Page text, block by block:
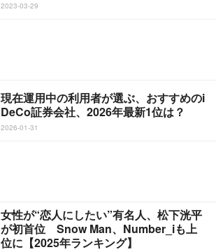
2023-03-29
現在運用中の利用者が選ぶ、おすすめのi
DeCo証券会社、2026年最新1位は？
2026-01-31
女性が“恋人にしたい”有名人、松下洸平
が初首位 Snow Man、Number_iも上
位に【2025年ランキング】